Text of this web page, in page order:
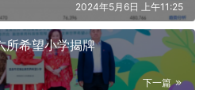
2024年5月6日 上午11:25
所希望小学揭牌
下一篇